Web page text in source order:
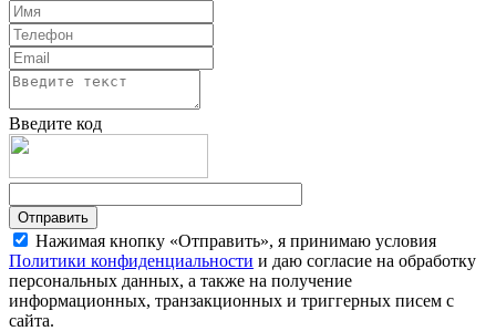
Введите код
Нажимая кнопку «Отправить», я принимаю условия
Политики конфиденциальности и даю согласие на обработку
персональных данных, а также на получение
информационных, транзакционных и триггерных писем с
сайта.